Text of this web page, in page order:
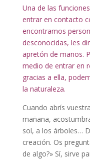
Una de las
entrar en contacto
encontramos
desconocidas, les
apretón de manos.
medio de entrar en
gracias a ella,
la naturaleza.
Cuando abrís
mañana,
sol, a los árboles…
creación. Os
de algo?» Sí, sirve